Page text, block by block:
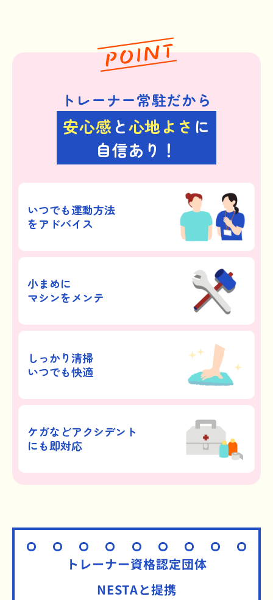
トレーナー常駐だから
安心感 と心地よさ に
自信あり！
いつでも運動方法
をアドバイス
小まめに
マシンをメンテ
しっかり清掃
いつでも快適
ケガなどアクシデント
にも即対応
トレーナー資格認定団体
NESTAと提携